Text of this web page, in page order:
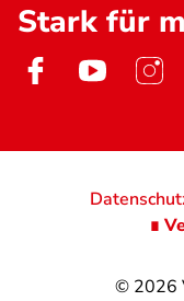
Stark für
© 2026
∎